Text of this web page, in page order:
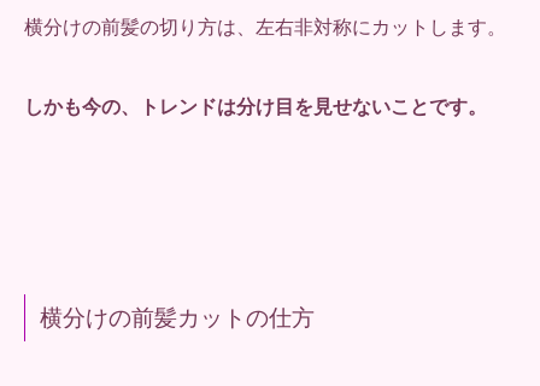
横分けの前髪の切り方は、左右非対称にカットします。
しかも今の、トレンドは分け目を見せないことです。
横分けの前髪カットの仕方